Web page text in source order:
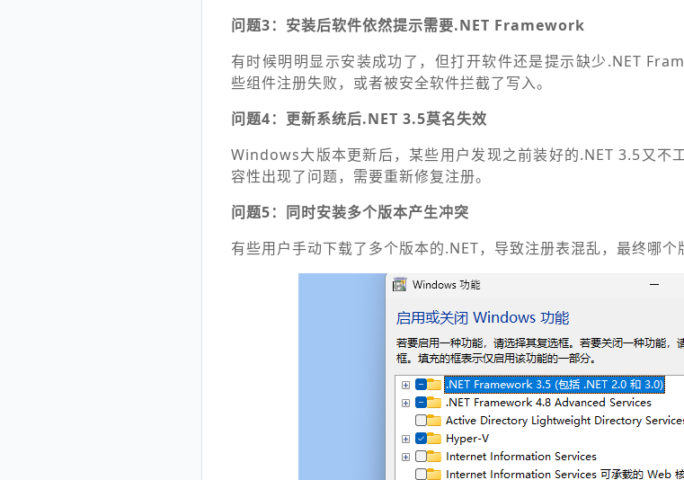
问题3：安装后软件依然提示需要.NET Framework
有时候明明显示安装成功了，但打开软件还是提示缺少.NET
些组件注册失败，或者被安全软件拦截了写入。
问题4：更新系统后.NET 3.5莫名失效
Windows大版本更新后，某些用户发现之前装好的.NET 3.5又不
容性出现了问题，需要重新修复注册。
问题5：同时安装多个版本产生冲突
有些用户手动下载了多个版本的.NET，导致注册表混乱，最终哪个